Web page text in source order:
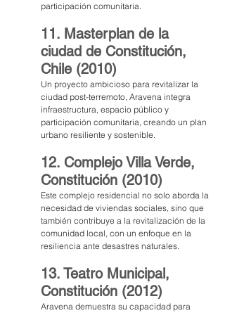
participación comunitaria.
11. Masterplan de la
ciudad de Constitución,
Chile (2010)
Un proyecto ambicioso para revitalizar la
ciudad post-terremoto, Aravena integra
infraestructura, espacio público y
participación comunitaria, creando un plan
urbano resiliente y sostenible.
12. Complejo Villa Verde,
Constitución (2010)
Este complejo residencial no solo aborda la
necesidad de viviendas sociales, sino que
también contribuye a la revitalización de la
comunidad local, con un enfoque en la
resiliencia ante desastres naturales.
13. Teatro Municipal,
Constitución (2012)
Aravena demuestra su capacidad para